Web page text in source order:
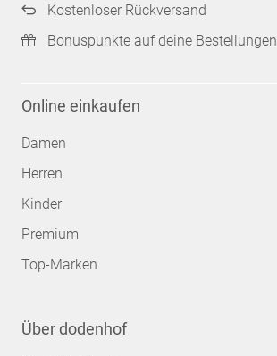
Kostenloser Rückversand
Bonuspunkte auf deine Bestellungen
Online einkaufen
Damen
Herren
Kinder
Premium
Top-Marken
Über dodenhof